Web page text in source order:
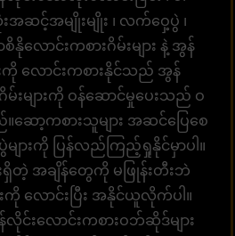
အဆင့်အမျိုးမျိုး ၊ လက်ဝှေ့ပွဲ ၊
နိုလောင်းကစားဂိမ်းများ နဲ့ အွန်
းကို လောင်းကစားနိုင်သည် အွန်
းများကို ဝန်ဆောင်မှုပေးသည် ဝ
ော့ကစားသူများ အဆင်ပြေစေ
ျားကို ပြန်လည်ကြည့်ရှုနိုင်မှာပါ။
တဲ့ အချိန်တွေကို မဖြုန်းတီးဘဲ
ကို လောင်းပြီး အနိုင်ယူလိုက်ပါ။
လိုင်းလောင်းကစားဝဘ်ဆိုဒ်များ